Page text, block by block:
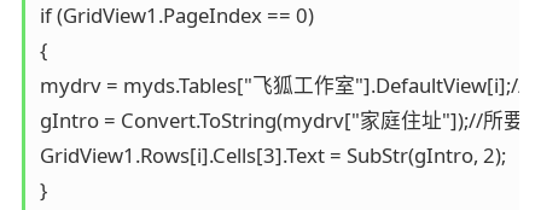
if (GridView1.PageIndex == 0)
{
mydrv = myds.Tables["飞狐工作室"].DefaultView[i];//
gIntro = Convert.ToString(mydrv["家庭住址"]);//所要
GridView1.Rows[i].Cells[3].Text = SubStr(gIntro, 2);
}